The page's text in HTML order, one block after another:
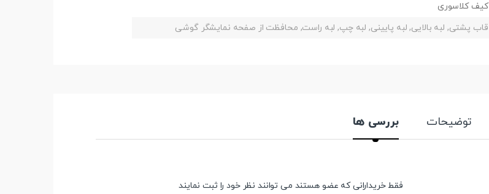
کیف کلاسوری
قاب پشتی, لبه بالایی, لبه پایینی, لبه چپ, لبه راست, محافظت از صفحه نمایشگر گوشی
توضیحات بررسی ها
فقط خریدارانی که عضو هستند می توانند نظر خود را ثبت نمایند